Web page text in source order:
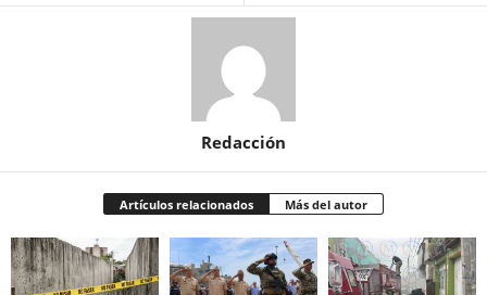
Redacción
Artículos relacionados Más del autor